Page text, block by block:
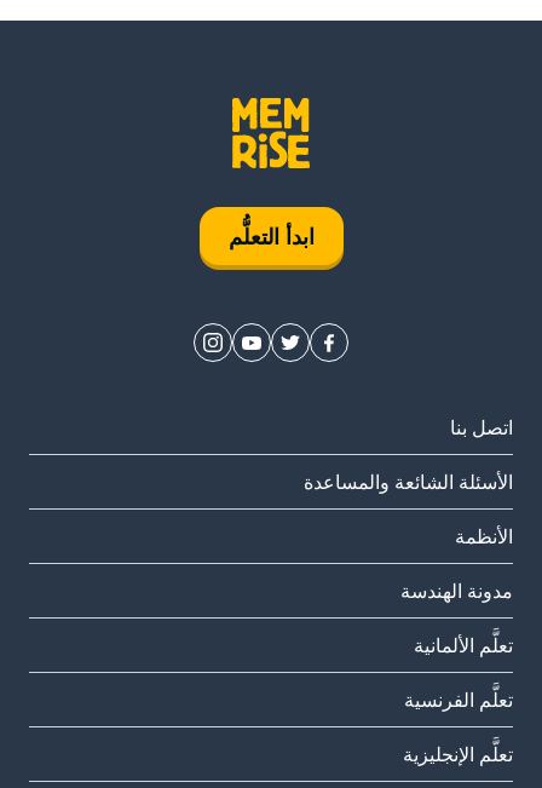
ابدأ التعلُّم
اتصل بنا
الأسئلة الشائعة والمساعدة
الأنظمة
مدونة الهندسة
تعلَّم الألمانية
تعلَّم الفرنسية
تعلَّم الإنجليزية